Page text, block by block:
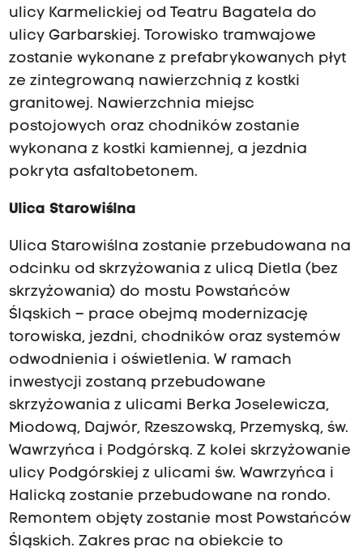
ulicy Karmelickiej od Teatru Bagatela do
ulicy Garbarskiej. Torowisko tramwajowe
zostanie wykonane z prefabrykowanych płyt
ze zintegrowaną nawierzchnią z kostki
granitowej. Nawierzchnia miejsc
postojowych oraz chodników zostanie
wykonana z kostki kamiennej, a jezdnia
pokryta asfaltobetonem.
Ulica Starowiślna
Ulica Starowiślna zostanie przebudowana na
odcinku od skrzyżowania z ulicą Dietla (bez
skrzyżowania) do mostu Powstańców
Śląskich – prace obejmą modernizację
torowiska, jezdni, chodników oraz systemów
odwodnienia i oświetlenia. W ramach
inwestycji zostaną przebudowane
skrzyżowania z ulicami Berka Joselewicza,
Miodową, Dajwór, Rzeszowską, Przemyską, św.
Wawrzyńca i Podgórską. Z kolei skrzyżowanie
ulicy Podgórskiej z ulicami św. Wawrzyńca i
Halicką zostanie przebudowane na rondo.
Remontem objęty zostanie most Powstańców
Śląskich. Zakres prac na obiekcie to